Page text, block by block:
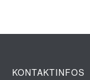
KONTAKTINFOS